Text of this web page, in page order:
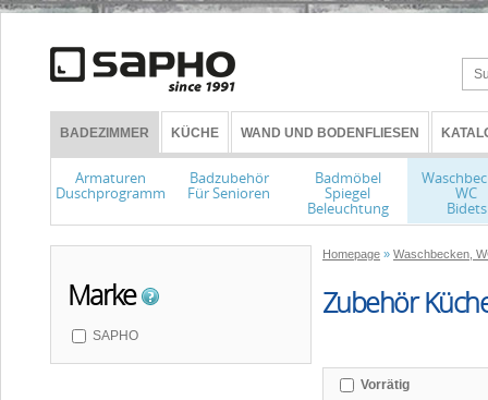
BADEZIMMER KÜCHE WAND UND BODENFLIESEN
Armaturen
Duschprogramm
Badzubehör
Für Senioren
Badmöbel
Spiegel
Beleuchtung
WC
Bidets
Homepage » Waschbecken,
Zubehör
Marke
SAPHO
Vorrätig